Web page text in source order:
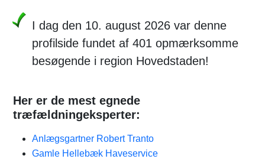
I dag den 10. august 2026 var denne
profilside fundet af 401 opmærksomme
besøgende i region Hovedstaden!
Her er de mest egnede
træfældningeksperter:
Anlægsgartner Robert Tranto
Gamle Hellebæk Haveservice